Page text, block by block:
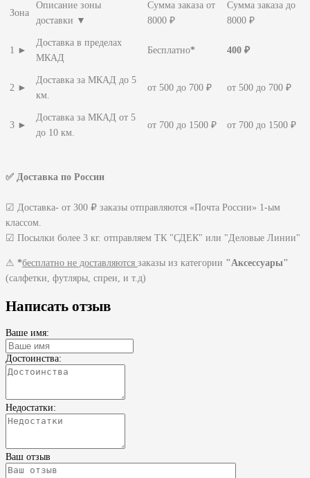
Зона
Описание зоны
доставки ▼
Сумма заказа от
8000 ₽
Сумма заказа до
8000 ₽
1 ►
Доставка в пределах
МКАД
Бесплатно* 400 ₽
2 ►
Доставка за МКАД до 5
км.
от 500 до 700 ₽ от 500 до 700 ₽
3 ►
Доставка за МКАД от 5
до 10 км.
от 700 до 1500 ₽ от 700 до 1500 ₽
✅ Доставка по России
☑ Доставка- от 300 ₽ заказы отправляются «Почта России» 1-ым
классом.
☑ Посылки более 3 кг. отправляем ТК "СДЕК" или "Деловые Линии"
⚠ *бесплатно не доставляются заказы из категории "Аксессуары"
(салфетки, футляры, спреи, и т.д)
Написать отзыв
Ваше имя:
Достоинства:
Недостатки:
Ваш отзыв